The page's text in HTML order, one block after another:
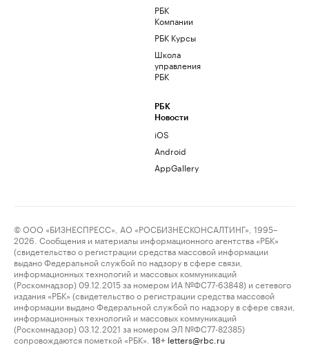
РБК
Компании
РБК Курсы
Школа
управления
РБК
РБК
Новости
iOS
Android
AppGallery
© ООО «БИЗНЕСПРЕСС», АО «РОСБИЗНЕСКОНСАЛТИНГ», 1995–
2026. Сообщения и материалы информационного агентства «РБК»
(свидетельство о регистрации средства массовой информации
выдано Федеральной службой по надзору в сфере связи,
информационных технологий и массовых коммуникаций
(Роскомнадзор) 09.12.2015 за номером ИА №ФС77-63848) и сетевого
издания «РБК» (свидетельство о регистрации средства массовой
информации выдано Федеральной службой по надзору в сфере связи,
информационных технологий и массовых коммуникаций
(Роскомнадзор) 03.12.2021 за номером ЭЛ №ФС77-82385)
сопровождаются пометкой «РБК».
18+ letters@rbc.ru